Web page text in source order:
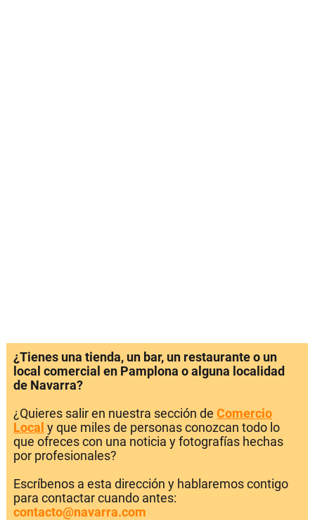
¿Tienes una tienda, un bar, un restaurante o un
local comercial en Pamplona o alguna localidad
de Navarra?
¿Quieres salir en nuestra sección de Comercio
Local y que miles de personas conozcan todo lo
que ofreces con una noticia y fotografías hechas
por profesionales?
Escríbenos a esta dirección y hablaremos contigo
para contactar cuando antes:
contacto@navarra.com